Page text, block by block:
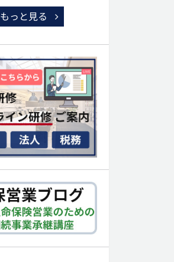
もっと見る